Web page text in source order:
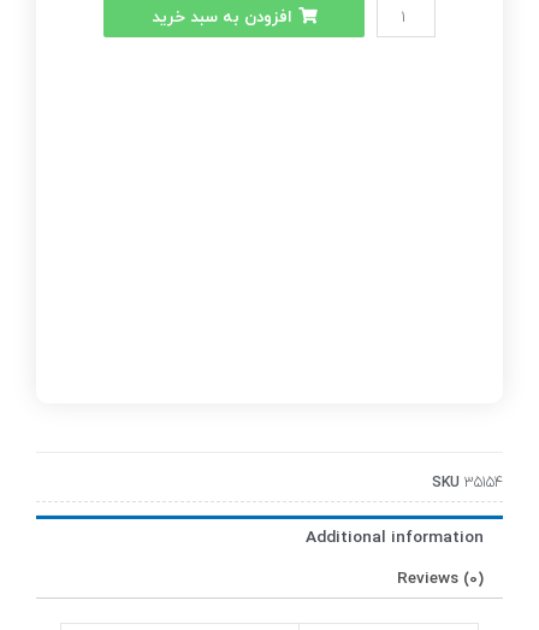
افزودن به سبد خرید
SKU 35154
Additional information
Reviews (0)